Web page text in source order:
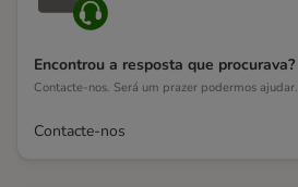
Encontrou a resposta que procurava?
Contacte-nos. Será um prazer podermos ajudar.
Contacte-nos